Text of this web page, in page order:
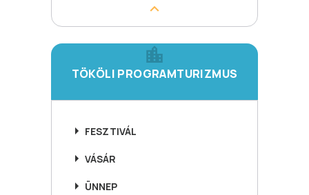
TÖKÖLI PROGRAMTURIZMUS
FESZTIVÁL
VÁSÁR
ÜNNEP